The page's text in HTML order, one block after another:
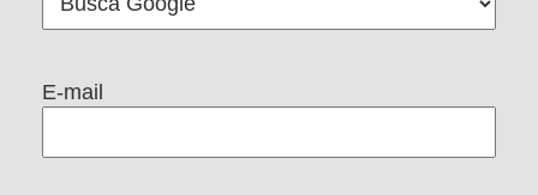
E-mail